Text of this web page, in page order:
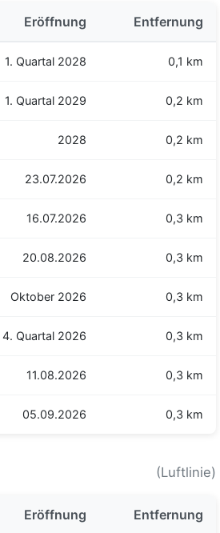
Eröffnung Entfernung
1. Quartal 2028 0,1 km
1. Quartal 2029 0,2 km
2028 0,2 km
23.07.2026 0,2 km
16.07.2026 0,3 km
20.08.2026 0,3 km
Oktober 2026 0,3 km
4. Quartal 2026 0,3 km
11.08.2026 0,3 km
05.09.2026 0,3 km
(Luftlinie)
Eröffnung Entfernung